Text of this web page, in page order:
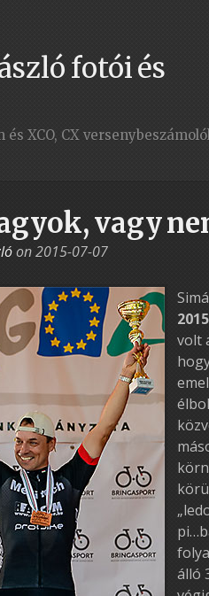
fotói és
XCO, CX
vagy
on2015-07-07
volt
álló